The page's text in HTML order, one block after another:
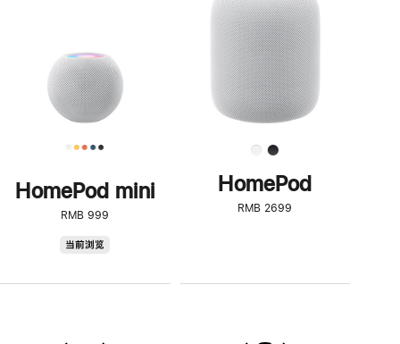
HomePod mini
RMB 999
当前浏览
了
解
HomePod<
HomePod
RMB 2699